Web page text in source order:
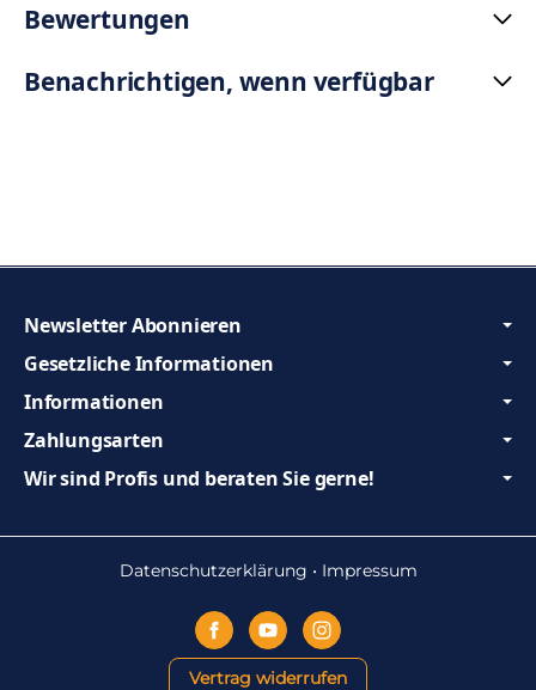
Bewertungen
Benachrichtigen, wenn verfügbar
Gesetzliche Informationen
Informationen
Zahlungsarten
Wir sind Profis und beraten Sie gerne!
Newsletter Abonnieren
Datenschutzerklärung • Impressum
Vertrag widerrufen